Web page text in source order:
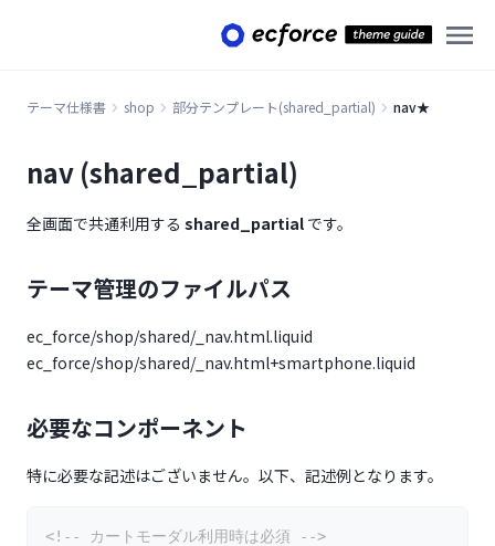
コンテンツ★
2021/08/04更新
2021/09/29更新
2021/11/11更新
2022/02/07更新
2022/05/20更新
2022/06/14更新
2022/09/20更新
2023年
2023/02/15更新
2023/03/14更新
2023/04/13更新
2023/06/20更新
2023/08/15更新
2023/09/20更新
2024/01/23更新
2024/02/20更新
2024/03/21更新
2024/05/23更新
2024/07/18更新
2024/08/22更新
2025/02/19更新
2025/04/15更新
2025/06/17更新
2025/07/15更新
2025/08/19更新
2026年
2026/01/22更新
2026/02/19更新
2026/03/18更新
商品詳細ページで利用できる変数
購入時、会員登録必須（ゲスト購入させず）かつ会員登録画面
はじめに
ページ内で使用可能なLiquid変数
TOP
テーマ仕様書 shop 部分テンプレート(shared_partial) nav★
nav (shared_partial)
全画面で共通利用する shared_partial です。
テーマ管理のファイルパス
ec_force/shop/shared/_nav.html.liquid
ec_force/shop/shared/_nav.html+smartphone.liquid
必要なコンポーネント
特に必要な記述はございません。以下、記述例となります。
<!-- カートモーダル利用時は必須 -->